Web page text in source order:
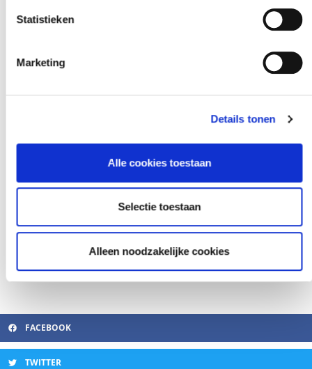
Statistieken
Marketing
Details tonen
Alle cookies toestaan
Selectie toestaan
Alleen noodzakelijke cookies
locatie of vrijblijvend meedenken over specifieke
FACEBOOK
TWITTER